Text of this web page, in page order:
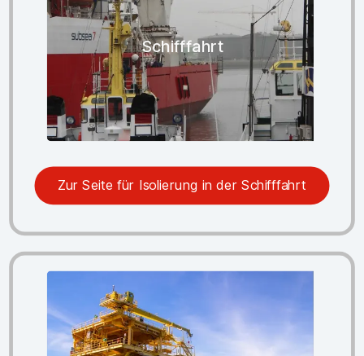
Schifffahrt
Zur Seite für Isolierung in der Schifffahrt